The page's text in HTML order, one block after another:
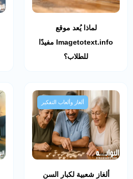
لماذا يُعد موقع
Imagetotext.info مفيدًا
للطلاب؟
ألغاز وألعاب التفكير
ألغاز شعبية لكبار السن